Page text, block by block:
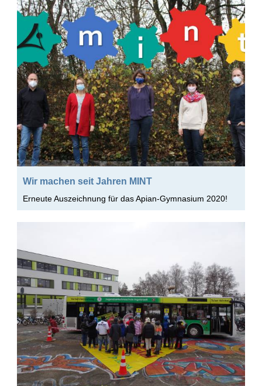
Wir machen seit Jahren MINT
Erneute Auszeichnung für das Apian-Gymnasium 2020!